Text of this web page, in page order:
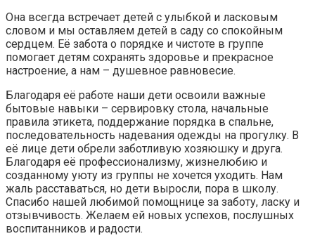
Она всегда встречает детей с улыбкой и ласковым
словом и мы оставляем детей в саду со спокойным
сердцем. Её забота о порядке и чистоте в группе
помогает детям сохранять здоровье и прекрасное
настроение, а нам – душевное равновесие.
Благодаря её работе наши дети освоили важные
бытовые навыки – сервировку стола, начальные
правила этикета, поддержание порядка в спальне,
последовательность надевания одежды на прогулку. В
её лице дети обрели заботливую хозяюшку и друга.
Благодаря её профессионализму, жизнелюбию и
созданному уюту из группы не хочется уходить. Нам
жаль расставаться, но дети выросли, пора в школу.
Спасибо нашей любимой помощнице за заботу, ласку и
отзывчивость. Желаем ей новых успехов, послушных
воспитанников и радости.